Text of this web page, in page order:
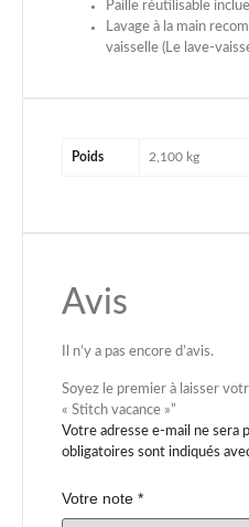
Paille réutilisable inclue
Lavage à la main
vaisselle (Le lave-
Poids 2,100 kg
Avis
Il n’y a pas encore d’avis.
Soyez le premier à laisser
« Stitch vacance »”
Votre adresse e-mail ne sera
obligatoires sont indiqués
Votre note *